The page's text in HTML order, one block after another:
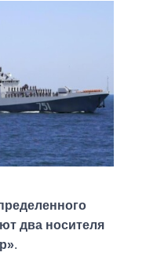
два носителя
.